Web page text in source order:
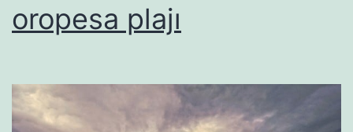
oropesa plajı